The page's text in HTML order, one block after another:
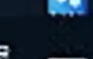
Karşılaştırması:
özellikleri,
6230/N70/6630